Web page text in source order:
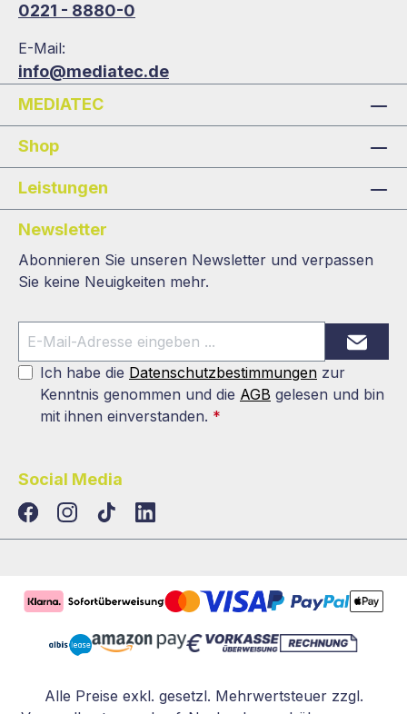
0221 - 8880-0
E-Mail:
info@mediatec.de
MEDIATEC
Shop
Leistungen
Newsletter
Abonnieren Sie unseren Newsletter und verpassen
Sie keine Neuigkeiten mehr.
Ich habe die Datenschutzbestimmungen zur
Kenntnis genommen und die AGB gelesen und bin
mit ihnen einverstanden. *
Social Media
TikTokLinkedIn
Alle Preise exkl. gesetzl. Mehrwertsteuer zzgl.